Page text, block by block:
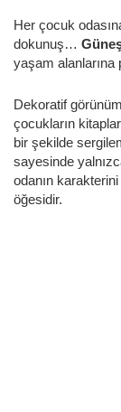
Her çocuk
dokunuş…
yaşam alanlarına
Dekoratif
çocukların
bir şekilde
sayesinde
odanın
öğesidir.